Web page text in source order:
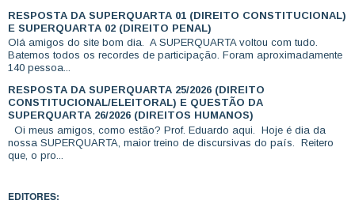
RESPOSTA DA SUPERQUARTA 01 (DIREITO CONSTITUCIONAL)
E SUPERQUARTA 02 (DIREITO PENAL)
Olá amigos do site bom dia. A SUPERQUARTA voltou com tudo.
Batemos todos os recordes de participação. Foram aproximadamente
140 pessoa...
RESPOSTA DA SUPERQUARTA 25/2026 (DIREITO
CONSTITUCIONAL/ELEITORAL) E QUESTÃO DA
SUPERQUARTA 26/2026 (DIREITOS HUMANOS)
Oi meus amigos, como estão? Prof. Eduardo aqui. Hoje é dia da
nossa SUPERQUARTA, maior treino de discursivas do país. Reitero
que, o pro...
EDITORES: